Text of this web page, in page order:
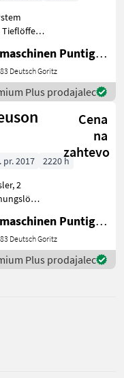
kg
12042
Baumaschinen Puntigam GmbH
Deutsch Goritz
Plus prodajalec
Cena
na
zahtevo
pr. 2017
2220 h
2
11381
Baumaschinen Puntigam GmbH
Deutsch Goritz
Plus prodajalec